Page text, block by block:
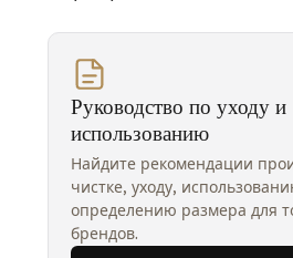
Руководство по уходу и
использованию
Найдите рекомендации
чистке, уходу,
определению размера для
брендов.